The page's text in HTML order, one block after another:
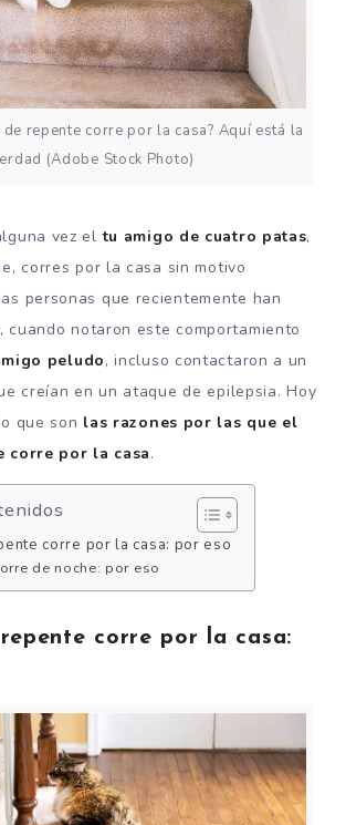
repente corre por la casa? Aquí está la
(Adobe Stock Photo)
vez eltu amigo de cuatro patas,
corres por la casa sin motivo
personas que recientemente han
, cuando notaron este comportamiento
peludo, incluso contactaron a un
creían en un ataque de epilepsia. Hoy
que son las razones por las que el
corre por la casa.
corre por la casa: por eso
de noche: por eso
corre por la casa: